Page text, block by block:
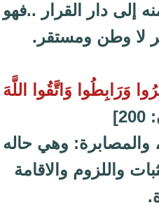
إلى دار القرار ..فهو
لا وطن ومستقر‏.‏
وَرَابِطُوا وَاتَّقُوا اللَّهَ
والمصابرة: وهي حاله
واللزوم والاقامة